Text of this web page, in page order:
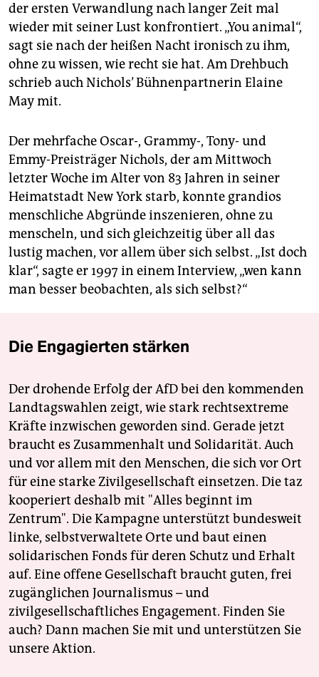
der ersten Verwandlung nach langer Zeit mal
wieder mit seiner Lust konfrontiert. „You animal“,
sagt sie nach der heißen Nacht ironisch zu ihm,
ohne zu wissen, wie recht sie hat. Am Drehbuch
schrieb auch Nichols’ Bühnenpartnerin Elaine
May mit.
Der mehrfache Oscar-, Grammy-, Tony- und
Emmy-Preisträger Nichols, der am Mittwoch
letzter Woche im Alter von 83 Jahren in seiner
Heimatstadt New York starb, konnte grandios
menschliche Abgründe inszenieren, ohne zu
menscheln, und sich gleichzeitig über all das
lustig machen, vor allem über sich selbst. „Ist doch
klar“, sagte er 1997 in einem Interview, „wen kann
man besser beobachten, als sich selbst?“
Die Engagierten stärken
Der drohende Erfolg der AfD bei den kommenden
Landtagswahlen zeigt, wie stark rechtsextreme
Kräfte inzwischen geworden sind. Gerade jetzt
braucht es Zusammenhalt und Solidarität. Auch
und vor allem mit den Menschen, die sich vor Ort
für eine starke Zivilgesellschaft einsetzen. Die taz
kooperiert deshalb mit "Alles beginnt im
Zentrum". Die Kampagne unterstützt bundesweit
linke, selbstverwaltete Orte und baut einen
solidarischen Fonds für deren Schutz und Erhalt
auf. Eine offene Gesellschaft braucht guten, frei
zugänglichen Journalismus – und
zivilgesellschaftliches Engagement. Finden Sie
auch? Dann machen Sie mit und unterstützen Sie
unsere Aktion.